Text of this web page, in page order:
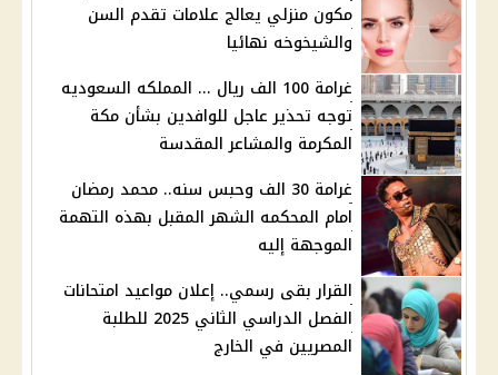
مكون منزلي يعالج علامات تقدم السن
والشيخوخه نهائيا
غرامة 100 الف ريال ... المملكه السعوديه
توجه تحذير عاجل للوافدين بشأن مكة
المكرمة والمشاعر المقدسة
غرامة 30 الف وحبس سنه.. محمد رمضان
امام المحكمه الشهر المقبل بهذه التهمة
الموجهة إليه
القرار بقى رسمي.. إعلان مواعيد امتحانات
الفصل الدراسي الثاني 2025 للطلبة
المصريين في الخارج